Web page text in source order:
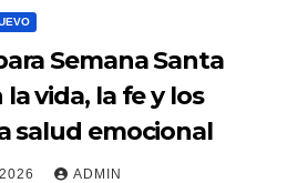
Semana Santa
vida, la fe y los
salud emocional
ADMIN